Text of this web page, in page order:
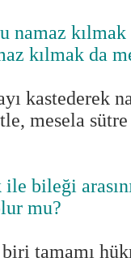
namaz
kılmak da
kastederek
mesela
bileği
mu?
tamamı